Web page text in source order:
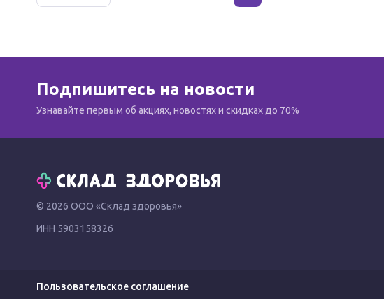
Подпишитесь на новости
Узнавайте первым об акциях, новостях и скидках до 70%
© 2026 ООО «Склад здоровья»
ИНН 5903158326
Пользовательское соглашение